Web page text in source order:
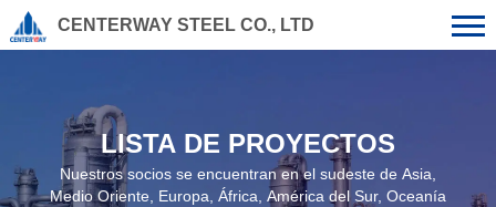
CENTERWAY STEEL CO., LTD
LISTA DE PROYECTOS
Nuestros socios se encuentran en el sudeste de Asia,
Medio Oriente, Europa, África, América del Sur, Oceanía